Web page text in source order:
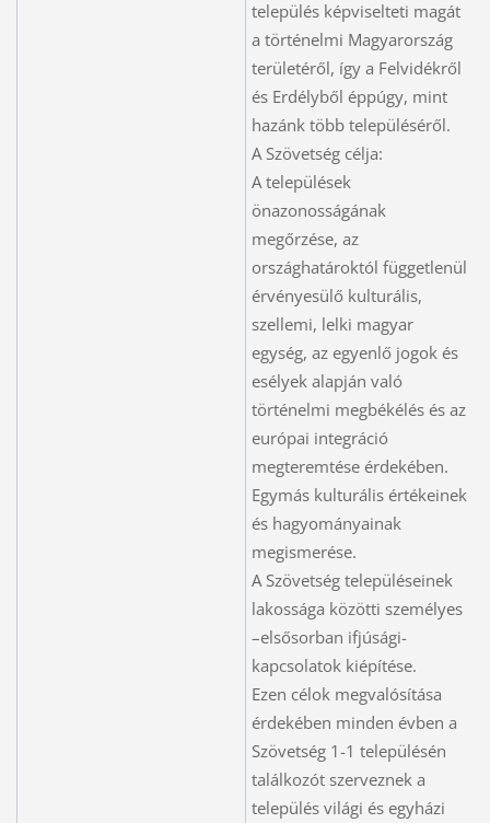
település képviselteti magát
a történelmi Magyarország
területéről, így a Felvidékről
és Erdélyből éppúgy, mint
hazánk több településéről.
A Szövetség célja:
A települések
önazonosságának
megőrzése, az
országhatároktól függetlenül
érvényesülő kulturális,
szellemi, lelki magyar
egység, az egyenlő jogok és
esélyek alapján való
történelmi megbékélés és az
európai integráció
megteremtése érdekében.
Egymás kulturális értékeinek
és hagyományainak
megismerése.
A Szövetség településeinek
lakossága közötti személyes
–elsősorban ifjúsági-
kapcsolatok kiépítése.
Ezen célok megvalósítása
érdekében minden évben a
Szövetség 1-1 településén
találkozót szerveznek a
település világi és egyházi